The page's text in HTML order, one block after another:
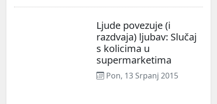
Ljude povezuje (i
razdvaja) ljubav: Slučaj
s kolicima u
supermarketima
Pon, 13 Srpanj 2015